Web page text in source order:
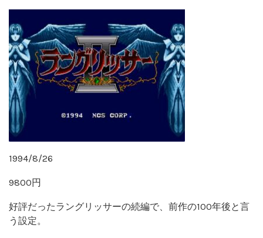
1994/8/26
9800円
好評だったラングリッサーの続編で、前作の100年後と言
う設定。